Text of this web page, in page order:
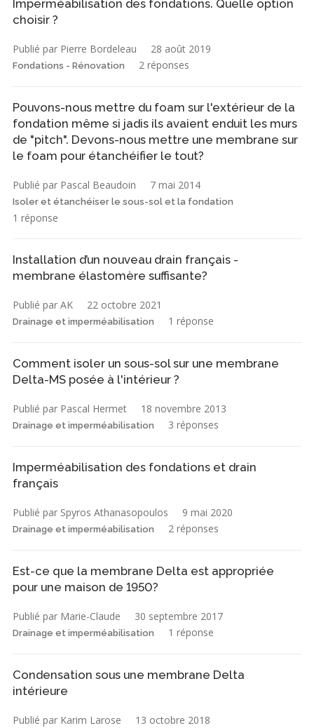
Imperméabilisation des fondations. Quelle option
choisir ?
Publié par Pierre Bordeleau 28 août 2019
Fondations - Rénovation 2 réponses
Pouvons-nous mettre du foam sur l'extérieur de la
fondation même si jadis ils avaient enduit les murs
de "pitch". Devons-nous mettre une membrane sur
le foam pour étanchéifier le tout?
Publié par Pascal Beaudoin 7 mai 2014
Isoler et étanchéiser le sous-sol et la fondation
1 réponse
Installation d’un nouveau drain français -
membrane élastomère suffisante?
Publié par AK 22 octobre 2021
Drainage et imperméabilisation 1 réponse
Comment isoler un sous-sol sur une membrane
Delta-MS posée à l'intérieur ?
Publié par Pascal Hermet 18 novembre 2013
Drainage et imperméabilisation 3 réponses
Imperméabilisation des fondations et drain
français
Publié par Spyros Athanasopoulos 9 mai 2020
Drainage et imperméabilisation 2 réponses
Est-ce que la membrane Delta est appropriée
pour une maison de 1950?
Publié par Marie-Claude 30 septembre 2017
Drainage et imperméabilisation 1 réponse
Condensation sous une membrane Delta
intérieure
Publié par Karim Larose 13 octobre 2018